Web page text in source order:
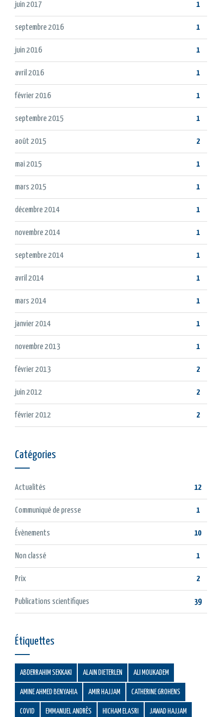
juin 2017 1
septembre 2016 1
juin 2016 1
avril 2016 1
février 2016 1
septembre 2015 1
août 2015 2
mai 2015 1
mars 2015 1
décembre 2014 1
novembre 2014 1
septembre 2014 1
avril 2014 1
mars 2014 1
janvier 2014 1
novembre 2013 1
février 2013 2
juin 2012 2
février 2012 2
Catégories
Actualités 12
Communiqué de presse 1
Évènements 10
Non classé 1
Prix 2
Publications scientifiques 39
Étiquettes
ABDERRAHIM SEKKAKI ALAIN DIETERLEN ALI MOUKADEM
AMINE AHMED BENYAHIA AMIR HAJJAM CATHERINE GROHENS
COVID EMMANUEL ANDRÈS HICHAM ELASRI JAWAD HAJJAM